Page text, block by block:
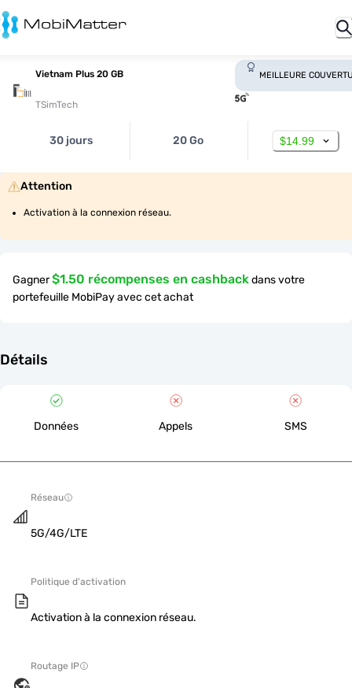
Vietnam Plus 20 GB
TSimTech
MEILLEURE
30 jours 20 Go $14.99
Attention
Activation à la connexion réseau.
Gagner$1.50 récompenses en cashbackdans votre
portefeuille MobiPay avec cet achat
Détails
Données Appels SMS
Réseau
5G/4G/LTE
Politique d'activation
Activation à la connexion réseau.
Routage IP